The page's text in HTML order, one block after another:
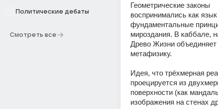
Политические дебаты
Смотреть все
Геометрические законы
воспринимались как
фундаментальные
мироздания. В каббале,
Древо Жизни объединяет
метафизику.
Идея, что трёхмерная
проецируется из
поверхности (как
изображения на стенах